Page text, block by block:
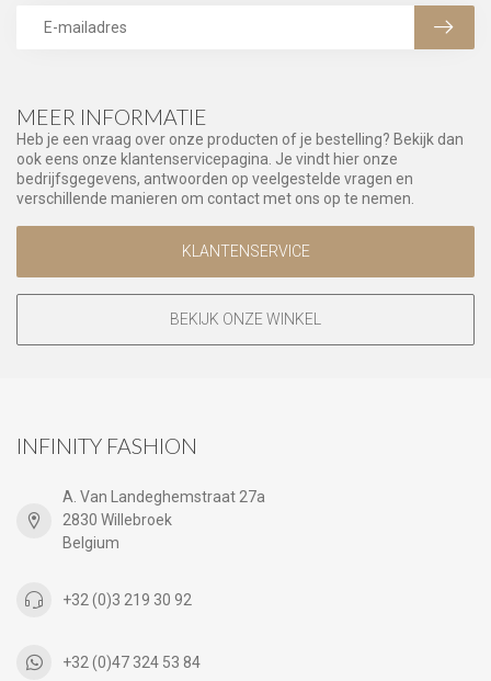
MEER INFORMATIE
Heb je een vraag over onze producten of je bestelling? Bekijk dan
ook eens onze klantenservicepagina. Je vindt hier onze
bedrijfsgegevens, antwoorden op veelgestelde vragen en
verschillende manieren om contact met ons op te nemen.
KLANTENSERVICE
BEKIJK ONZE WINKEL
INFINITY FASHION
A. Van Landeghemstraat 27a
2830 Willebroek
Belgium
+32 (0)3 219 30 92
+32 (0)47 324 53 84